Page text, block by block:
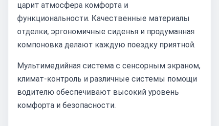
царит атмосфера комфорта и
функциональности. Качественные материалы
отделки, эргономичные сиденья и продуманная
компоновка делают каждую поездку приятной.
Мультимедийная система с сенсорным экраном,
климат-контроль и различные системы помощи
водителю обеспечивают высокий уровень
комфорта и безопасности.